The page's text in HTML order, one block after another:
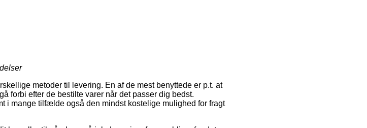
metoder til levering. En af de mest benyttede er p.t. at
forbi efter de bestilte varer når det passer dig bedst.
i mange tilfælde også den mindst kostelige mulighed for fragt